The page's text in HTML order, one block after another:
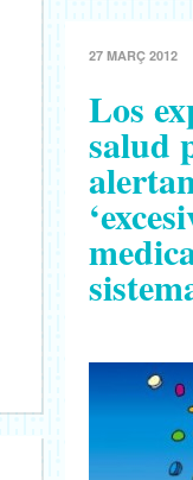
27 MARÇ 2012
Los
salud